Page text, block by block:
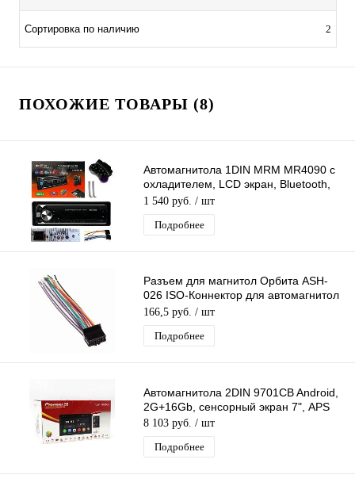
Сортировка по наличию 2
ПОХОЖИЕ ТОВАРЫ (8)
Автомагнитола 1DIN MRM MR4090 с
охладителем, LCD экран, Bluetooth,
пульт ДУ, FM, AUX, USB
1 540 руб. / шт
Подробнее
Разъем для магнитол Орбита ASH-
026 ISO-Коннектор для автомагнитол
Panasonic 16pin DEH 1500
166,5 руб. / шт
Подробнее
Автомагнитола 2DIN 9701CB Android,
2G+16Gb, сенсорный экран 7", APS
8 103 руб. / шт
Подробнее